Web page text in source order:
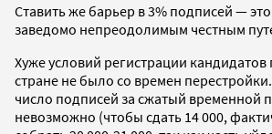
Ставить же барьер в 3% подписей — это
заведомо непреодолимым честным
Хуже условий регистрации кандидатов
стране не было со времен
число подписей за сжатый временной
невозможно (чтобы сдать 14 000,